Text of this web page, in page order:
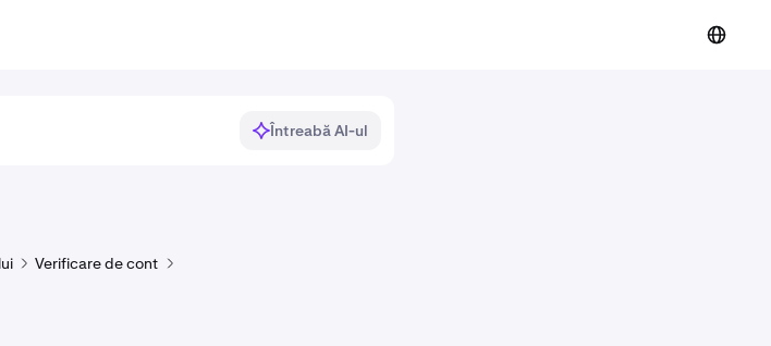
Întreabă AI-ul
Verificare de cont